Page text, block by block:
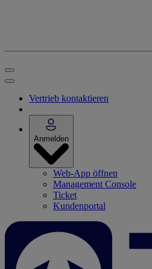
Vertrieb kontaktieren
Anmelden
Web-App öffnen
Management Console
Ticket
Kundenportal